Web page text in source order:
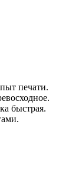
печати.
быстрая.